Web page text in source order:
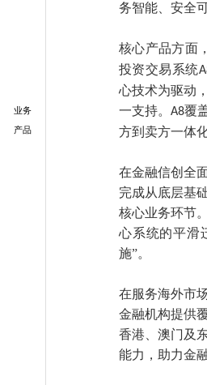
业务
产品
务智能、安全
核心产品方面
投资交易系统
心技术为驱动
一支持。 A8覆
方到卖方一体
在金融信创全
完成从底层基
核心业务环节
心系统的平滑
施”。
在服务海外市
金融机构提供
香港、澳门及
能力，助力金